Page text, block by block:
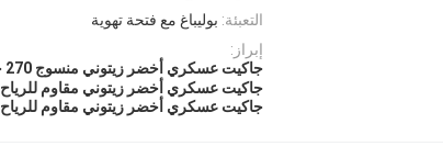
التعبئة: بوليباغ مع فتحة تهوية
إبراز:
جاكيت عسكري أخضر زيتوني منسوج 270 جرام
جاكيت عسكري أخضر زيتوني مقاوم للرياح 270 جرام
جاكيت عسكري أخضر زيتوني مقاوم للرياح 270 جرام